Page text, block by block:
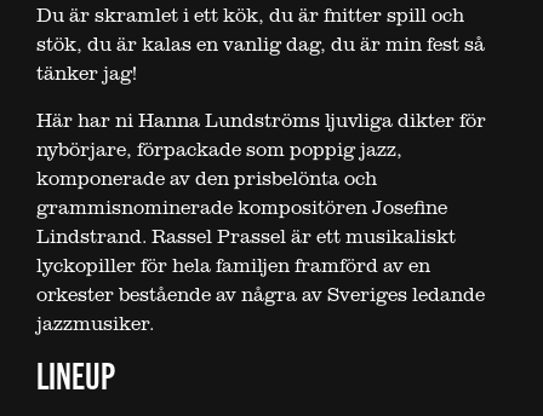
Du är skramlet i ett kök, du är fnitter spill och
stök, du är kalas en vanlig dag, du är min fest så
tänker jag!
Här har ni Hanna Lundströms ljuvliga dikter för
nybörjare, förpackade som poppig jazz,
komponerade av den prisbelönta och
grammisnominerade kompositören Josefine
Lindstrand. Rassel Prassel är ett musikaliskt
lyckopiller för hela familjen framförd av en
orkester bestående av några av Sveriges ledande
jazzmusiker.
LINEUP